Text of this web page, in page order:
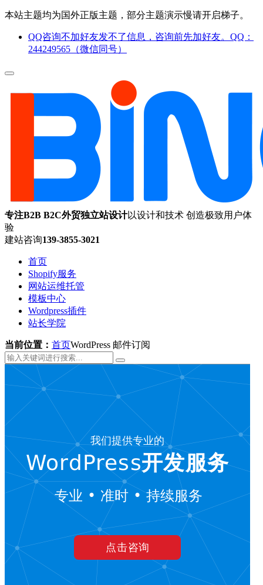
本站主题均为国外正版主题，部分主题演示慢请开启梯子。
QQ咨询不加好友发不了信息，咨询前先加好友。QQ：
244249565（微信同号）
专注B2B B2C外贸独立站设计以设计和技术 创造极致用户体
验
建站咨询139-3855-3021
首页
Shopify服务
网站运维托管
模板中心
Wordpress插件
站长学院
当前位置： 首页WordPress 邮件订阅